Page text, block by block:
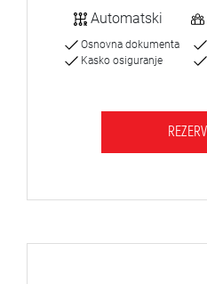
Automatski
Osnovna dokumenta
Kasko osiguranje